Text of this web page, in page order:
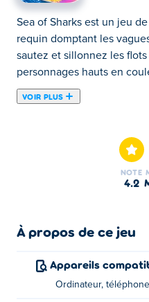
Sea of Sharks est un jeu
requin domptant les
sautez et sillonnez les
personnages hauts en
VOIR PLUS
sautez et sillonnez les
personnages hauts en
missions amusantes.
croisent votre chemin !
Comment jouer à Sea
NOTE
4.2
À propos de ce jeu
Appareils
Ordinateur,